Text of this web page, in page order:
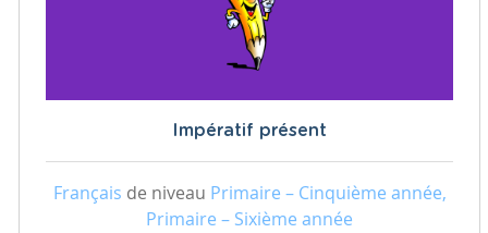
Impératif présent
Français de niveau Primaire – Cinquième année,
Primaire – Sixième année